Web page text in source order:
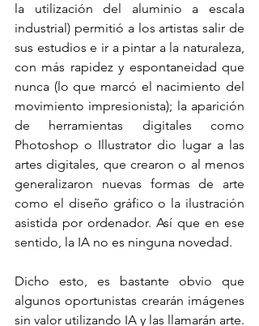
la utilización del aluminio a escala
industrial) permitió a los artistas salir de
sus estudios e ir a pintar a la naturaleza,
con más rapidez y espontaneidad que
nunca (lo que marcó el nacimiento del
movimiento impresionista); la aparición
de herramientas digitales como
Photoshop o Illustrator dio lugar a las
artes digitales, que crearon o al menos
generalizaron nuevas formas de arte
como el diseño gráfico o la ilustración
asistida por ordenador. Así que en ese
sentido, la IA no es ninguna novedad.
Dicho esto, es bastante obvio que
algunos oportunistas crearán imágenes
sin valor utilizando IA y las llamarán arte.